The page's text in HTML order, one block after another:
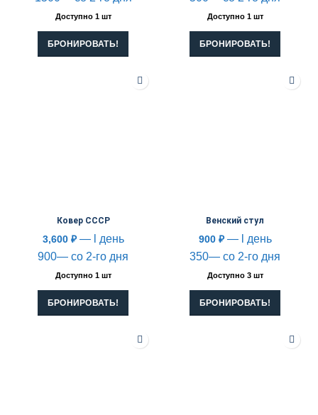
Доступно 1 шт
БРОНИРОВАТЬ!
Доступно 1 шт
БРОНИРОВАТЬ!
Ковер СССР
3,600 ₽— l день
900— со 2-го дня
Доступно 1 шт
БРОНИРОВАТЬ!
Венский стул
900 ₽— l день
350— со 2-го дня
Доступно 3 шт
БРОНИРОВАТЬ!